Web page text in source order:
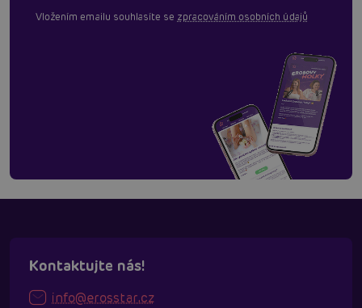
Vložením emailu souhlasíte se zpracováním osobních údajů
Kontaktujte nás!
info@erosstar.cz